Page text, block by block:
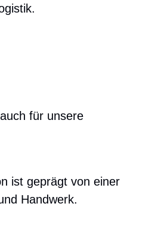
für unsere
ist geprägt von einer
Handwerk.